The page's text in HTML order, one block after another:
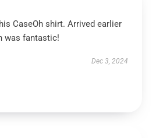
CaseOh shirt. Arrived earlier
was fantastic!
Dec 3, 2024